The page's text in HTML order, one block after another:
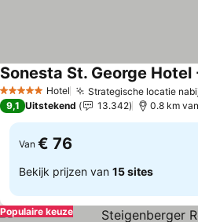
5 Sterren Hotel Strategische locatie
Sonesta St. George
9,1 Uitstekend 13.342 0.8 km
Van € 76
Bekijk prijzen van 15 sites
Populaire keuze